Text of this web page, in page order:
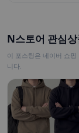
N스토어 관심
이 포스팅은 네이버 쇼
니다.